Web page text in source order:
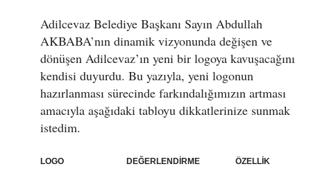
Adilcevaz Belediye Başkanı Sayın Abdullah
AKBABA’nın dinamik vizyonunda değişen ve
dönüşen Adilcevaz’ın yeni bir logoya kavuşacağını
kendisi duyurdu. Bu yazıyla, yeni logonun
hazırlanması sürecinde farkındalığımızın artması
amacıyla aşağıdaki tabloyu dikkatlerinize sunmak
istedim.
LOGO DEĞERLENDİRME ÖZELLİK